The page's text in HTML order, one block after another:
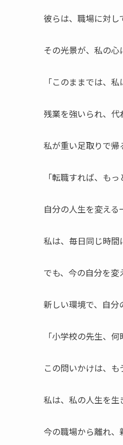
彼らは、職場に対し
その光景が、私の心
「このままでは、
残業を強いられ、代
私が重い足取りで帰
「転職すれば、も
自分の人生を変える
私は、毎日同じ時間
でも、今の自分を変
新しい環境で、自分
「小学校の先生、何
この問いかけは、も
私は、私の人生を生
今の職場から離れ、